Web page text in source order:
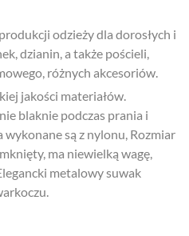
odzieży dla dorosłych i
dzianin, a także pościeli,
różnych akcesoriów.
jakości materiałów.
blaknie podczas prania i
wykonane są z nylonu, Rozmiar
ma niewielką wagę,
metalowy suwak